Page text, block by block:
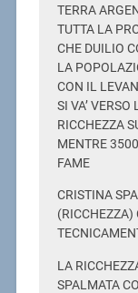
TERRA
TUTTA LA
CHE DUILIO
LA
CON IL
SI VA’
RICCHEZZA
MENTRE
FAME
CRISTINA
(RICCHEZZA)
LA
SPALMATA